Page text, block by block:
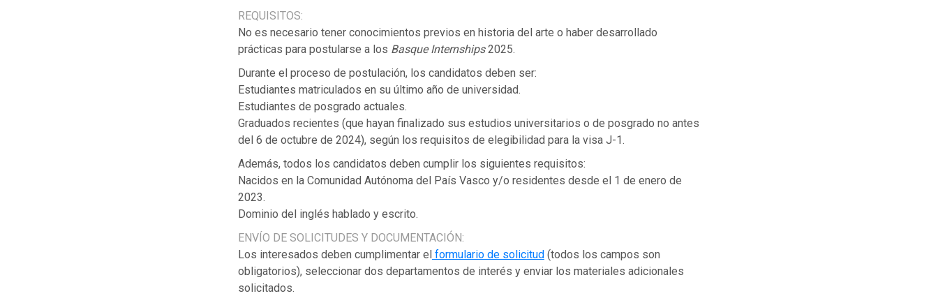
REQUISITOS:
No es necesario tener conocimientos previos en historia del arte o haber desarrollado
prácticas para postularse a los Basque Internships2025.
Durante el proceso de postulación, los candidatos deben ser:
Estudiantes matriculados en su último año de universidad.
Estudiantes de posgrado actuales.
Graduados recientes (que hayan finalizado sus estudios universitarios o de posgrado no antes
del 6 de octubre de 2024), según los requisitos de elegibilidad para la visa J-1.
Además, todos los candidatos deben cumplir los siguientes requisitos:
Nacidos en la Comunidad Autónoma del País Vasco y/o residentes desde el 1 de enero de
2023.
Dominio del inglés hablado y escrito.
ENVÍO DE SOLICITUDES Y DOCUMENTACIÓN:
Los interesados deben cumplimentar el formulario de solicitud (todos los campos son
obligatorios), seleccionar dos departamentos de interés y enviar los materiales adicionales
solicitados.